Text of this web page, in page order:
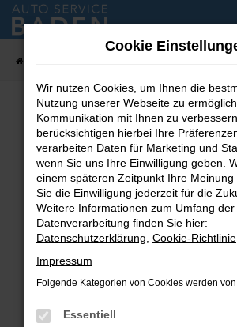
Zum
Hauptinhalt
Fehler: Network Error
Beim Laden ist ein Fehler
Hier sind ein paar Tipps, die dir
Überprüfe deine Firewall und
Internetverbindung.
Laden andere Webseiten, zum
Suchmaschine?
Prüfe deine
können das Laden bestimmter
Cookie
Wir nutzen Cookies, um Ihnen die
Nutzung unserer Webseite zu
Kommunikation mit Ihnen zu
berücksichtigen hierbei Ihre
verarbeiten Daten für Marketing und
wenn Sie uns Ihre Einwilligung geben.
einem späteren Zeitpunkt Ihre
Sie die Einwilligung jederzeit für die
Weitere Informationen zum Umfang der
Datenverarbeitung finden Sie hier:
Datenschutzerklärung Cookie-Richtlinie
Impressum
Folgende Kategorien von Cookies werden
Essentiell